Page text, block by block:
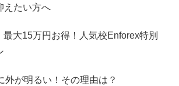
えたい方へ
最大15万円お得！人気校Enforex特別
外が明るい！その理由は？